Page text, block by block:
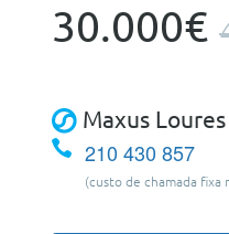
30.000€
Maxus Loures
210 430 857
(custo de chamada fixa